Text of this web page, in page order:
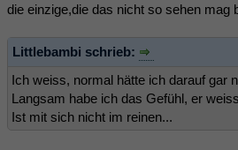
die einzige,die das nicht so sehen mag
Littlebambi schrieb:
Ich weiss, normal hätte ich darauf gar
Langsam habe ich das Gefühl, er
Ist mit sich nicht im reinen...